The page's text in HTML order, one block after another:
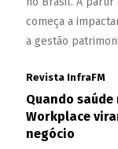
começa a
a gestão
Revista InfraFM
Quando
Workplace
negócio